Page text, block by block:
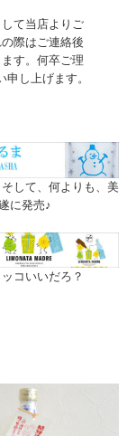
て当店よりご
際はご連絡後
す。何卒ご理
し上げます。
して、何よりも、美
に発売♪
コいいだろ？